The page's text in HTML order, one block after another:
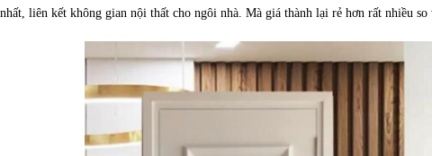
nhất, liên kết không gian nội thất cho ngôi nhà. Mà giá thành lại rẻ hơn rất nhiều